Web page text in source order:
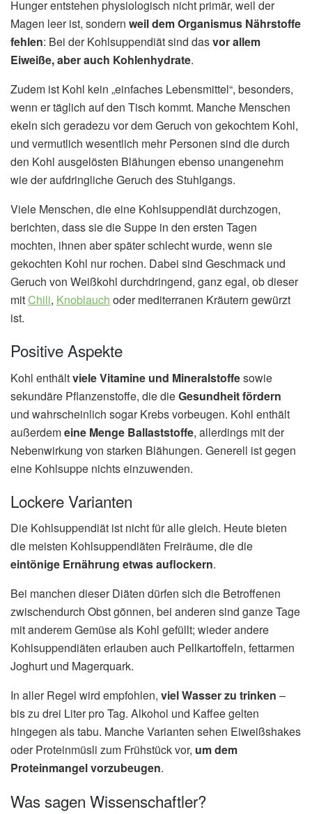
Hunger entstehen physiologisch nicht primär, weil der
Magen leer ist, sondern weil dem Organismus Nährstoffe
fehlen: Bei der Kohlsuppendiät sind dasvor allem
Eiweiße, aber auch Kohlenhydrate.
Zudem ist Kohl kein „einfaches Lebensmittel“, besonders,
wenn er täglich auf den Tisch kommt. Manche Menschen
ekeln sich geradezu vor dem Geruch von gekochtem Kohl,
und vermutlich wesentlich mehr Personen sind die durch
den Kohl ausgelösten Blähungen ebenso unangenehm
wie der aufdringliche Geruch des Stuhlgangs.
Viele Menschen, die eine Kohlsuppendiät durchzogen,
berichten, dass sie die Suppe in den ersten Tagen
mochten, ihnen aber später schlecht wurde, wenn sie
gekochten Kohl nur rochen. Dabei sind Geschmack und
Geruch von Weißkohl durchdringend, ganz egal, ob dieser
mitChili, Knoblauch oder mediterranen Kräutern gewürzt
ist.
Positive Aspekte
Kohl enthältviele Vitamine und Mineralstoffesowie
sekundäre Pflanzenstoffe, die dieGesundheit fördern
und wahrscheinlich sogar Krebs vorbeugen. Kohl enthält
außerdemeine Menge Ballaststoffe, allerdings mit der
Nebenwirkung von starken Blähungen. Generell ist gegen
eine Kohlsuppe nichts einzuwenden.
Lockere Varianten
Die Kohlsuppendiät ist nicht für alle gleich. Heute bieten
die meisten Kohlsuppendiäten Freiräume, die die
eintönige Ernährung etwas auflockern.
Bei manchen dieser Diäten dürfen sich die Betroffenen
zwischendurch Obst gönnen, bei anderen sind ganze Tage
mit anderem Gemüse als Kohl gefüllt; wieder andere
Kohlsuppendiäten erlauben auch Pellkartoffeln, fettarmen
Joghurt und Magerquark.
In aller Regel wird empfohlen, viel Wasser zu trinken –
bis zu drei Liter pro Tag. Alkohol und Kaffee gelten
hingegen als tabu. Manche Varianten sehen Eiweißshakes
oder Proteinmüsli zum Frühstück vor, um dem
Proteinmangel vorzubeugen.
Was sagen Wissenschaftler?